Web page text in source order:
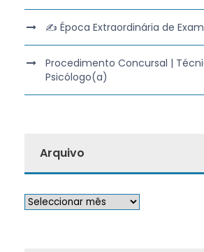
✍️ Época Extraordinária de
Procedimento Concursal |
Psicólogo(a)
Arquivo